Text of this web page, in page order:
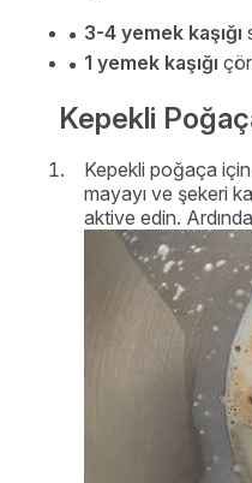
3-4 yemek kaşığı
1 yemek kaşığı
Kepekli
Kepekli poğaça için
mayayı ve şekeri
aktive edin.